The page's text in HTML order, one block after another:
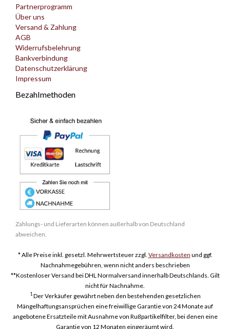
Partnerprogramm
Über uns
Versand & Zahlung
AGB
Widerrufsbelehrung
Bankverbindung
Datenschutzerklärung
Impressum
Bezahlmethoden
Zahlungs- und Lieferarten können außerhalb von Deutschland
abweichen.
* Alle Preise inkl. gesetzl. Mehrwertsteuer zzgl. Versandkosten und ggf.
Nachnahmegebühren, wenn nicht anders beschrieben
**Kostenloser Versand bei DHL Normalversand innerhalb Deutschlands. Gilt
nicht für Nachnahme.
1Der Verkäufer gewährt neben den bestehenden gesetzlichen
Mängelhaftungsansprüchen eine freiwillige Garantie von 24 Monate auf
angebotene Ersatzteile mit Ausnahme von Rußpartikelfilter, bei denen eine
Garantie von 12 Monaten eingeräumt wird.